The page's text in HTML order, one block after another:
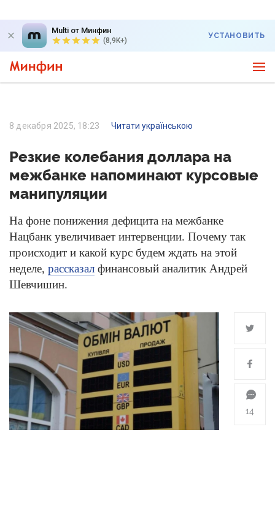
Multi от Минфин
(8,9K+)
УСТАНОВИТЬ
8 декабря 2025, 18:23 Читати українською
Резкие колебания доллара на
межбанке напоминают курсовые
манипуляции
На фоне понижения дефицита на межбанке
Нацбанк увеличивает интервенции. Почему так
происходит и какой курс будем ждать на этой
неделе, рассказал финансовый аналитик Андрей
Шевчишин.
14